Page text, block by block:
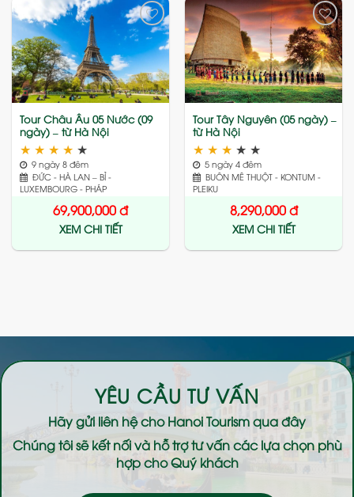
Add
to
wishlist
Tour Châu Âu 05 Nước (09
ngày) – từ Hà Nội
★ ★ ★ ★ ★
9 ngày 8 đêm
ĐỨC - HÀ LAN – BỈ -
LUXEMBOURG - PHÁP
69,900,000đ
XEM CHI TIẾT
Add
to
wishlist
Tour Tây Nguyên (05 ngày) –
từ Hà Nội
★ ★ ★ ★ ★
5 ngày 4 đêm
BUÔN MÊ THUỘT - KONTUM -
PLEIKU
8,290,000đ
XEM CHI TIẾT
YÊU CẦU TƯ VẤN
Hãy gửi liên hệ choHanoi Tourismqua đây
Chúng tôi sẽ kết nối và hỗ trợ tư vấn các lựa chọn phù
hợp cho Quý khách